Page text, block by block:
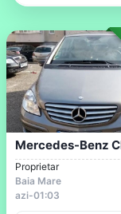
Proprietar
Baia Mare
azi-01:03